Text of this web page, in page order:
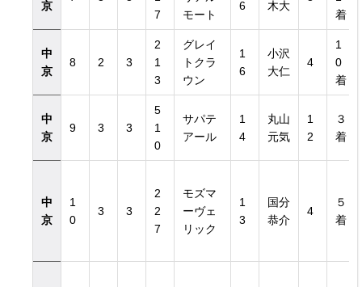
京
7
モート
6
木大
着
中
京
8 2 3
2
1
3
グレイ
トクラ
ウン
1
6
小沢
大仁
4
1
0
着
中
京
9 3 3
5
1
0
サパテ
アール
1
4
丸山
元気
1
2
３
着
中
京
1
0
3 3
2
2
7
モズマ
ーヴェ
リック
1
3
国分
恭介
4
５
着